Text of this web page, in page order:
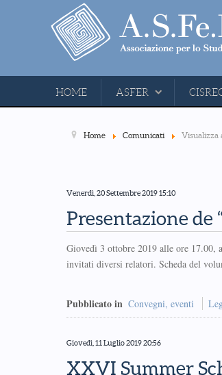
HOME ASFER
Home Comunicati Visualizza
Venerdì, 20 Settembre 2019 15:10
Presentazione de
Giovedì 3 ottobre 2019 alle ore 17.00,
invitati diversi relatori. Scheda del
Pubblicato in Convegni, eventi
Giovedì, 11 Luglio 2019 20:56
XXVI Summer